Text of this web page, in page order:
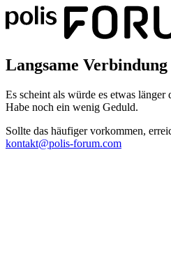
Langsame Verbindung
Es scheint als würde es etwas länger
Habe noch ein wenig Geduld.
Sollte das häufiger vorkommen,
kontakt@polis-forum.com